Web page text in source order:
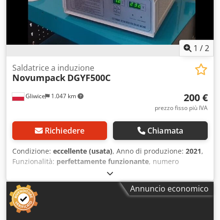
Crjdezqt Rhspfx Anmsf
1 /2
Gliwice 1.047 km
Saldatrice a induzione
Novumpack DGYF500C
200 €
prezzo fisso più IVA
Richiedere Chiamata
Condizione: eccellente (usata), Anno di produzione: 2021,
Funzionalità: perfettamente funzionante, numero
, peso complessivo:
tensione di ingresso:230 V, The DGYF 500C induction cap
sealing machine is designed for induction-electromagnetic
sealing of aluminum foil caps under bottle caps. Main
features: • Suitable for use on plastic or glass containers. •
Annuncio economico